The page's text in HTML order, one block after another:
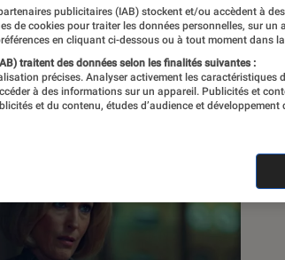
publicitaires (IAB) stockent et/ou accèdent à
de cookies pour traiter les données personnelles, sur un
en cliquant ci-dessous ou à tout moment dans la
traitent des données selon les finalités suivantes :
précises. Analyser activement les caractéristiques
à des informations sur un appareil. Publicités et
et du contenu, études d’audience et développement